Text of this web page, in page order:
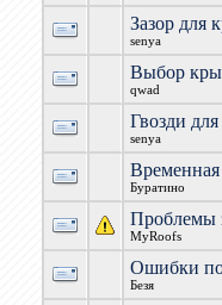
Зазор для
senya
Выбор
qwad
Гвозди
senya
Временная
Буратино
Проблемы
MyRoofs
Ошибки по
Безя